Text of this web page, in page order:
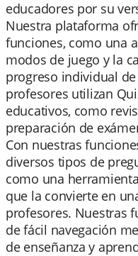
educadores por su
Nuestra plataforma
funciones, como una
modos de juego y la
progreso individual
profesores utilizan
educativos, como
preparación de
Con nuestras
diversos tipos de
como una
que la convierte en
profesores. Nuestras
de fácil navegación
de enseñanza y